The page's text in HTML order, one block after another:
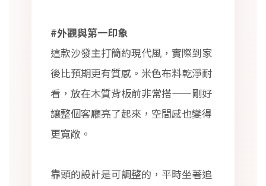
#外觀與第一印象
這款沙發主打簡約現代風，實際到家
後比預期更有質感。米色布料乾淨耐
看，放在木質背板前非常搭——剛好
讓整個客廳亮了起來，空間感也變得
更寬敞。
靠頭的設計是可調整的，平時坐著追